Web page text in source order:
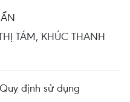
TÁM, KHÚC THANH
Quy định sử dụng